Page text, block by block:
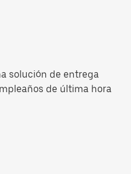
solución de entrega
de última hora